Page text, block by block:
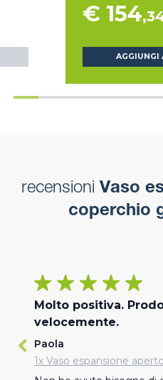
€ 154
AGGIUNGI
recensioni Vaso
coperchio
Molto positiva.
velocemente.
Paola
1x Vaso espansione